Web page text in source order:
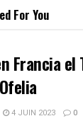
For You
Francia el
4 JUIN 2023 0